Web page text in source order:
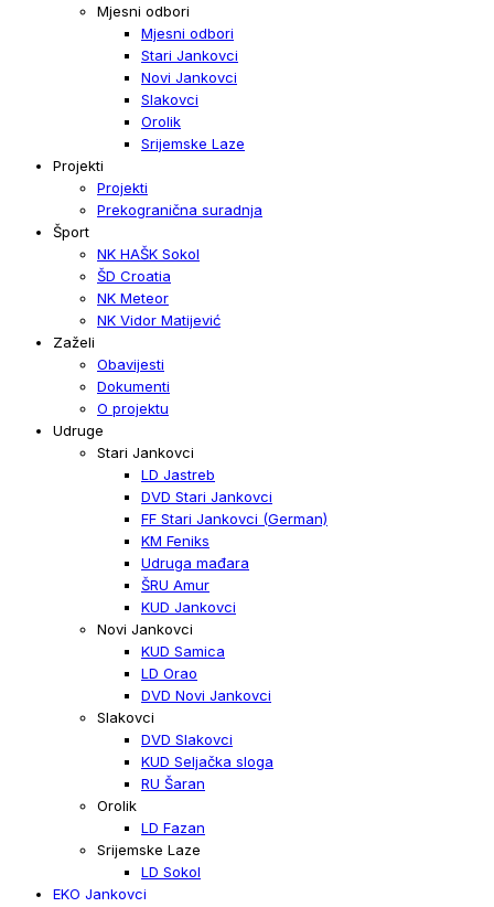
Mjesni odbori
Mjesni odbori
Stari Jankovci
Novi Jankovci
Slakovci
Orolik
Srijemske Laze
Projekti
Projekti
Prekogranična suradnja
Šport
NK HAŠK Sokol
ŠD Croatia
NK Meteor
NK Vidor Matijević
Zaželi
Obavijesti
Dokumenti
O projektu
Udruge
Stari Jankovci
LD Jastreb
DVD Stari Jankovci
FF Stari Jankovci (German)
KM Feniks
Udruga mađara
ŠRU Amur
KUD Jankovci
Novi Jankovci
KUD Samica
LD Orao
DVD Novi Jankovci
Slakovci
DVD Slakovci
KUD Seljačka sloga
RU Šaran
Orolik
LD Fazan
Srijemske Laze
LD Sokol
EKO Jankovci